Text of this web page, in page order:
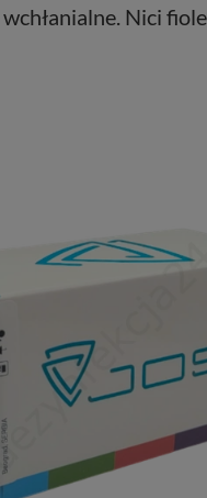
Nici